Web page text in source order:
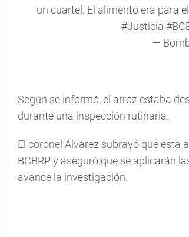
un cuartel. El alimento era para
#Justicia
—
Según se informó, el arroz estaba
durante una inspección rutinaria.
El coronel Álvarez subrayó que esta
BCBRP y aseguró que se aplicarán
avance la investigación.